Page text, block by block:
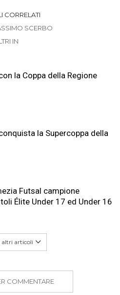
CORRELATI
SCERBO
IN
la Coppa della Regione
la Supercoppa della
Futsal campione
Élite Under 17 ed Under 16
altri articoli
COMMENTARE